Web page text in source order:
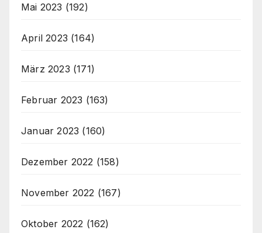
Mai 2023 (192)
April 2023 (164)
März 2023 (171)
Februar 2023 (163)
Januar 2023 (160)
Dezember 2022 (158)
November 2022 (167)
Oktober 2022 (162)